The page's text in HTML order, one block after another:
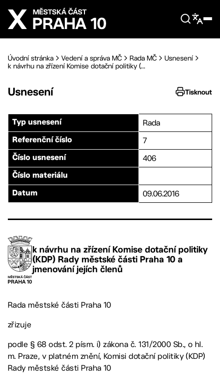
Přejít na hlavní obsah
Úvodní stránka Vedení a správa MČ Rada MČ
Usnesení
k návrhu na zřízení Komise dotační politiky (...
Usnesení Tisknout
Typ usnesení Rada
Referenční číslo 7
Číslo usnesení 406
Číslo materiálu
Datum 09.06.2016
k návrhu na zřízení Komise dotační politiky
(KDP) Rady městské části Praha 10 a
jmenování jejích členů
Rada městské části Praha 10
zřizuje
podle § 68 odst. 2 písm. i) zákona č. 131/2000 Sb., o hl.
m. Praze, v platném znění, Komisi dotační politiky (KDP)
Rady městské části Praha 10